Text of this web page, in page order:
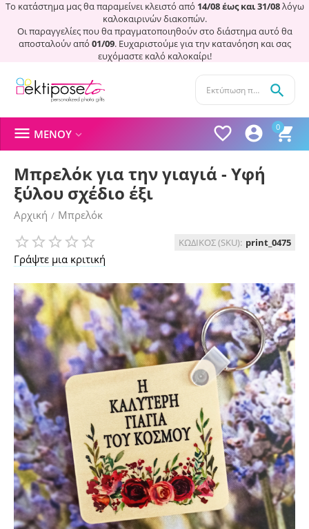
Το κατάστημα μας θα παραμείνει κλειστό από 14/08 έως και 31/08λόγω
καλοκαιρινών διακοπών.
Οι παραγγελίες που θα πραγματοποιηθούν στο διάστημα αυτό θα
αποσταλούν από 01/09. Ευχαριστούμε για την κατανόηση και σας
ευχόμαστε καλό καλοκαίρι!
0




 ΜΕΝΟΎ 
Μπρελόκ για την γιαγιά - Υφή
ξύλου σχέδιο έξι
Αρχική / Μπρελόκ
Γράψτε μια κριτική
ΚΩΔΙΚΟΣ (SKU): print_0475